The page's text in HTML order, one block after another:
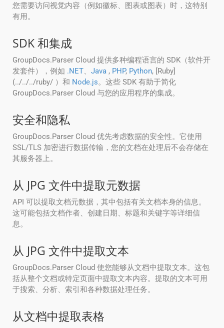
您需要访问视觉内容（例如徽标、图表或图表）时，这特别
有用。
SDK 和集成
GroupDocs.Parser Cloud 提供多种编程语言的 SDK（软件开
发套件），例如 .NET、 Java , PHP, Python, [Ruby]
(../../../ruby/ ）和 Node.js。这些 SDK 有助于简化
GroupDocs.Parser Cloud 与您的应用程序的集成。
安全和隐私
GroupDocs.Parser Cloud 优先考虑数据的安全性。它使用
SSL/TLS 加密进行数据传输，您的文档在处理后不会存储在
其服务器上。
从 JPG 文件中提取元数据
API 可以提取文档元数据，其中包括有关文档本身的信息。
这可能包括文档作者、创建日期、标题和关键字等详细信
息。
从 JPG 文件中提取文本
GroupDocs.Parser Cloud 使您能够从文档中提取文本。这包
括从整个文档或特定页面中提取文本内容。提取的文本可用
于搜索、分析、索引和各种数据处理任务。
从文档中提取表格